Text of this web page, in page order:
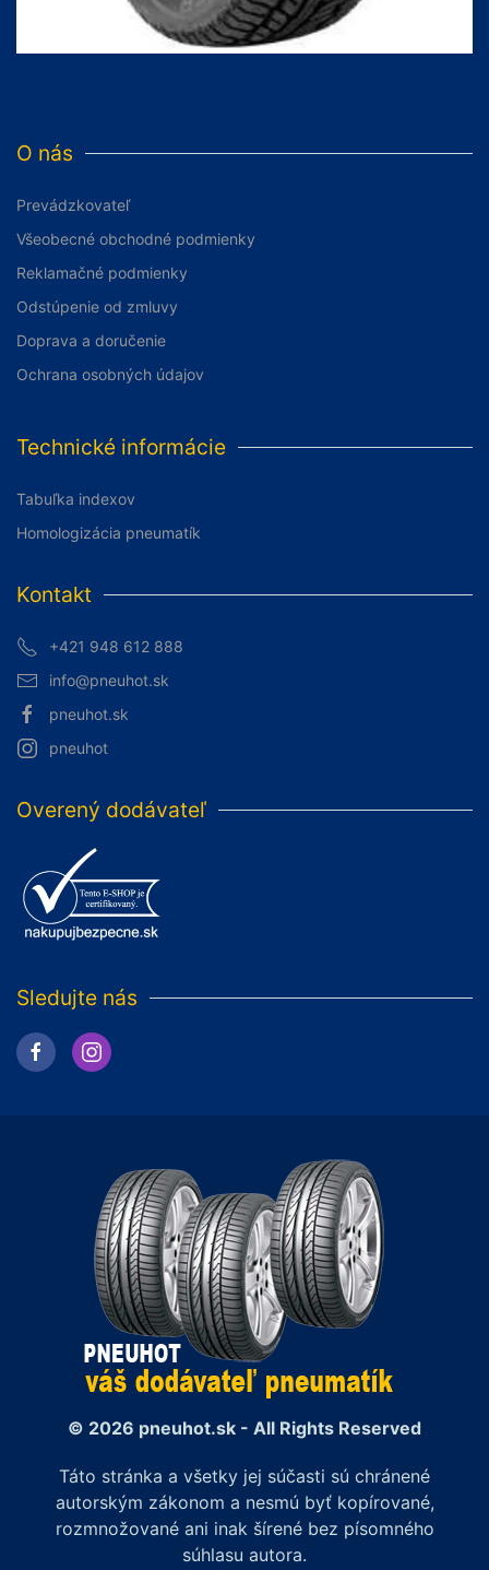
O nás
Prevádzkovateľ
Všeobecné obchodné podmienky
Reklamačné podmienky
Odstúpenie od zmluvy
Doprava a doručenie
Ochrana osobných údajov
Technické informácie
Tabuľka indexov
Homologizácia pneumatík
Kontakt
+421 948 612 888
info@pneuhot.sk
pneuhot.sk
pneuhot
Overený dodávateľ
Sledujte nás
© 2026 pneuhot.sk - All Rights Reserved
Táto stránka a všetky jej súčasti sú chránené
autorským zákonom a nesmú byť kopírované,
rozmnožované ani inak šírené bez písomného
súhlasu autora.